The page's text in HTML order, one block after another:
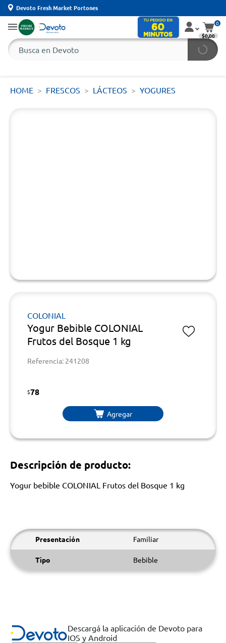
Devoto Fresh Market Portones
0
$0,00
HOME FRESCOS LÁCTEOS YOGURES
COLONIAL
Yogur Bebible COLONIAL
Frutos del Bosque 1 kg
Referencia: 241208
$78
Agregar
Descripción de producto:
Yogur bebible COLONIAL Frutos del Bosque 1 kg
Presentación Familiar
Tipo Bebible
Descargá la aplicación de Devoto para
IOS y Android